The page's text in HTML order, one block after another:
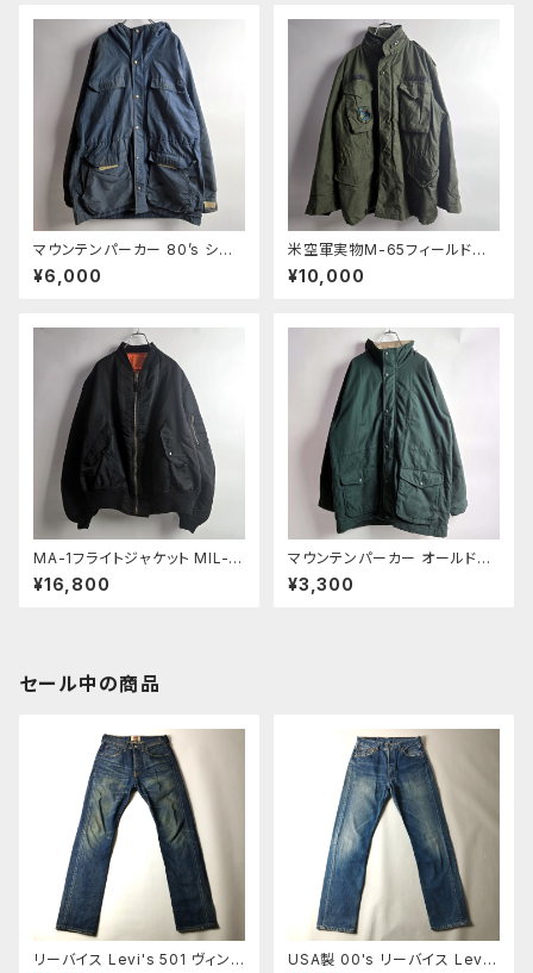
マウンテンパーカー 80’s シエ
ラデザイン SIERRA DESIGINS
60/40クロス 8本杉 タータンチ
¥6,000
米空軍実物M-65フィールドジ
ャケット 90'sヴィンテージ 4T
Hモデル YKKジップ SO-SEW
¥10,000
MA-1フライトジャケット MIL-J
82790J アルファALPHA IND
USTRIES リバーシブル IDEAL
¥16,800
マウンテンパーカー オールドユ
ニクロ UNIQLO 裏キルティン
グ 防寒 ハーフコート アウター
¥3,300
セール中の商品
リーバイス Levi's 501 ヴィンテ
USA製 00's リーバイス Lev